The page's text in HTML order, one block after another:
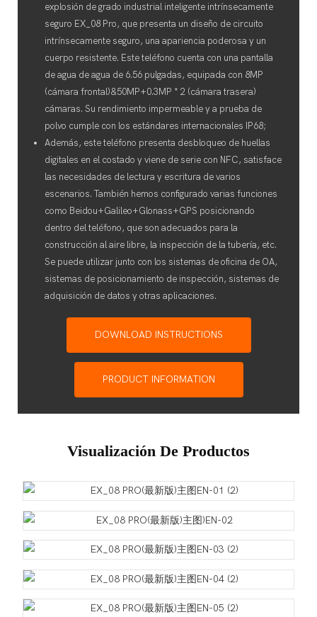
explosión de grado industrial inteligente intrínsecamente
seguro EX_08 Pro, que presenta un diseño de circuito
intrínsecamente seguro, una apariencia poderosa y un
cuerpo resistente. Este teléfono cuenta con una pantalla
de agua de agua de 6.56 pulgadas, equipada con 8MP
(cámara frontal)&50MP+0.3MP * 2 (cámara trasera)
cámaras. Su rendimiento impermeable y a prueba de
polvo cumple con los estándares internacionales IP68;
Además, este teléfono presenta desbloqueo de huellas
digitales en el costado y viene de serie con NFC, satisface
las necesidades de lectura y escritura de varios
escenarios. También hemos configurado varias funciones
como Beidou+Galileo+Glonass+GPS posicionando
dentro del teléfono, que son adecuados para la
construcción al aire libre, la inspección de la tubería, etc.
Se puede utilizar junto con los sistemas de oficina de OA,
sistemas de posicionamiento de inspección, sistemas de
adquisición de datos y otras aplicaciones.
DOWNLOAD INSTRUCTIONS
PRODUCT INFORMATION
Visualización De Productos